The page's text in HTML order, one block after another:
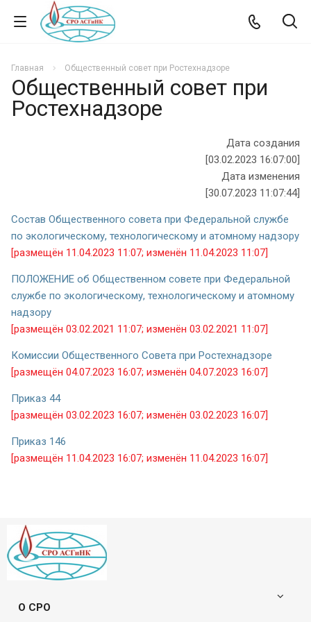
Главная Общественный совет при Ростехнадзоре
Общественный совет при
Ростехнадзоре
Дата создания
[03.02.2023 16:07:00]
Дата изменения
[30.07.2023 11:07:44]
Состав Общественного совета при Федеральной службе
по экологическому, технологическому и атомному надзору
[размещён 11.04.2023 11:07; изменён 11.04.2023 11:07]
ПОЛОЖЕНИЕ об Общественном совете при Федеральной
службе по экологическому, технологическому и атомному
надзору
[размещён 03.02.2021 11:07; изменён 03.02.2021 11:07]
Комиссии Общественного Совета при Ростехнадзоре
[размещён 04.07.2023 16:07; изменён 04.07.2023 16:07]
Приказ 44
[размещён 03.02.2023 16:07; изменён 03.02.2023 16:07]
Приказ 146
[размещён 11.04.2023 16:07; изменён 11.04.2023 16:07]
О СРО